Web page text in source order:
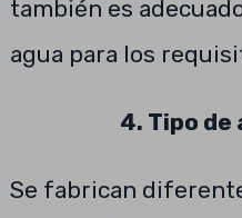
también es
agua para los
4. Tipo
Se fabrican